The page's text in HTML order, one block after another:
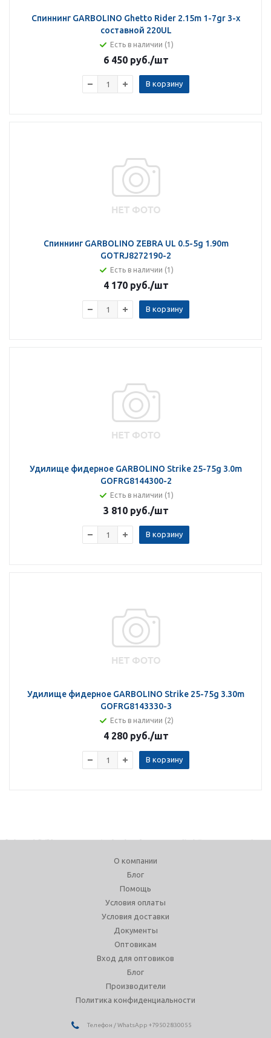
Спиннинг GARBOLINO Ghetto Rider 2.15m 1-7gr 3-х
составной 220UL
Есть в наличии (1)
6 450 руб./шт
В корзину
Спиннинг GARBOLINO ZEBRA UL 0.5-5g 1.90m
GOTRJ8272190-2
Есть в наличии (1)
4 170 руб./шт
В корзину
Удилище фидерное GARBOLINO Strike 25-75g 3.0m
GOFRG8144300-2
Есть в наличии (1)
3 810 руб./шт
В корзину
Удилище фидерное GARBOLINO Strike 25-75g 3.30m
GOFRG8143330-3
Есть в наличии (2)
4 280 руб./шт
В корзину
О компании
Блог
Помощь
Условия оплаты
Условия доставки
Документы
Оптовикам
Вход для оптовиков
Блог
Производители
Политика конфиденциальности
Телефон / WhatsApp +79502830055